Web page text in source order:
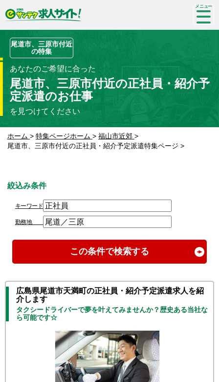
SP-
me
尾道市、三原市付近
の特集
あなたのご希望に合った
尾道市、三原市付近の正社員・紹介予
定派遣のお仕事
を見つけてください
ホーム > 特集ページホーム > 福山市近郊 >
尾道市、三原市付近の正社員・紹介予定派遣特集ページ >
絞込み条件
キーワード
勤務地
この条件で検索する
広島県尾道市天満町の正社員・紹介予定派遣求人を紹
介します
タクシードライバーで夢を叶えてみませんか？歴史ある当社な
ら可能です☆